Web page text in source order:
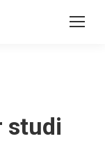
studi